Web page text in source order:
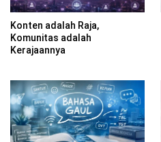
Konten adalah Raja,
Komunitas adalah
Kerajaannya